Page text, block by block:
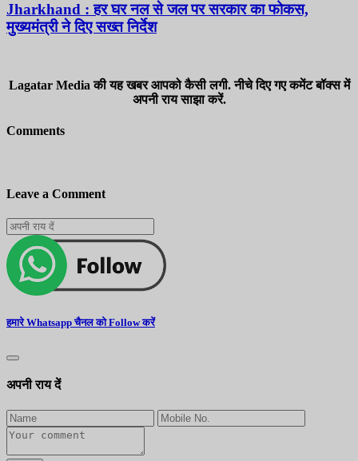
Jharkhand : हर घर नल से जल पर सरकार का फोकस,
मुख्यमंत्री ने दिए सख्त निर्देश
Lagatar Media की यह खबर आपको कैसी लगी. नीचे दिए गए कमेंट बॉक्स में
अपनी राय साझा करें.
Comments
Leave a Comment
हमारे Whatsapp चैनल को Follow करें
अपनी राय दें